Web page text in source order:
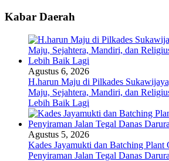
Kabar Daerah
Agustus 6, 2026
H.harun Maju di Pilkades
Maju, Sejahtera, Mandiri, dan
Lebih Baik Lagi
Agustus 5, 2026
Kades Jayamukti dan Batching Plant
Penyiraman Jalan Tegal Danas